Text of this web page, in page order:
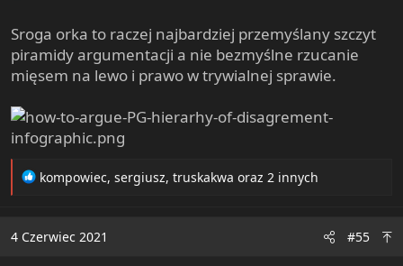
Sroga orka to raczej najbardziej przemyślany szczyt
piramidy argumentacji a nie bezmyślne rzucanie
mięsem na lewo i prawo w trywialnej sprawie.
R
t
kompowiec, sergiusz, truskakwa oraz 2 innych
4 Czerwiec 2021 #55